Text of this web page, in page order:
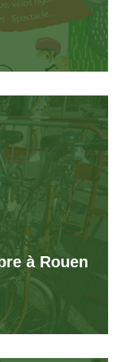
à Rouen